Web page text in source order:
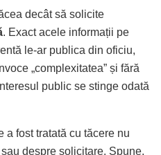
decât să solicite
. Exact acele informații pe
le-ar publica din oficiu,
„complexitatea” și fără
public se stinge odată
a fost tratată cu tăcere nu
despre solicitare. Spune,